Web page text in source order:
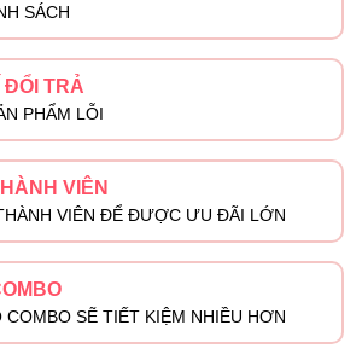
SÁCH
ĐỔI TRẢ
PHẨM LỖI
VIÊN
VIÊN ĐỂ ĐƯỢC ƯU ĐÃI LỚN
COMBO SẼ TIẾT KIỆM NHIỀU HƠN